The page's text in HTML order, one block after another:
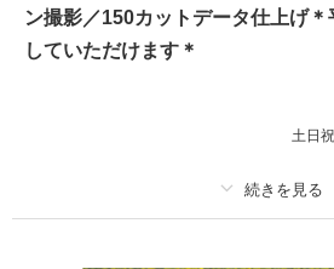
このプランで撮影可能な撮影レポート
ン撮影／150カットデータ仕上げ
していただけます＊
土日